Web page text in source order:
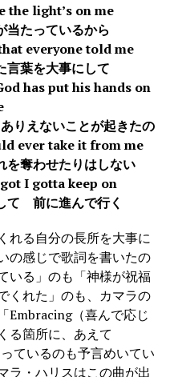
the light’s on me
たっているから
everyone told me
言葉を大事にして
has put his hands on
りえないことが起きたの
ever take it from me
を奪わせたりはしない
I gotta keep on
て 前に進んで行く
れる自分の長所を大事に
の感じで歌詞を書いたの
いる」のも「神様が祝福
くれた」のも、カマラの
Embracing（喜んで応じ
る箇所に、あえて
ているのも予言めいてい
ラ・ハリスはこの曲が出